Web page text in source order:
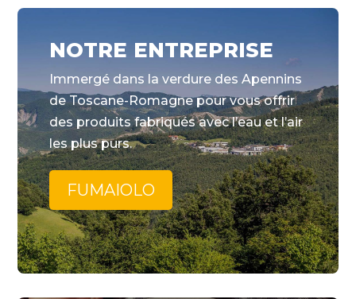
NOTRE ENTREPRISE
Immergé dans la verdure des Apennins
de Toscane-Romagne pour vous offrir
des produits fabriqués avec l’eau et l’air
les plus purs.
FUMAIOLO